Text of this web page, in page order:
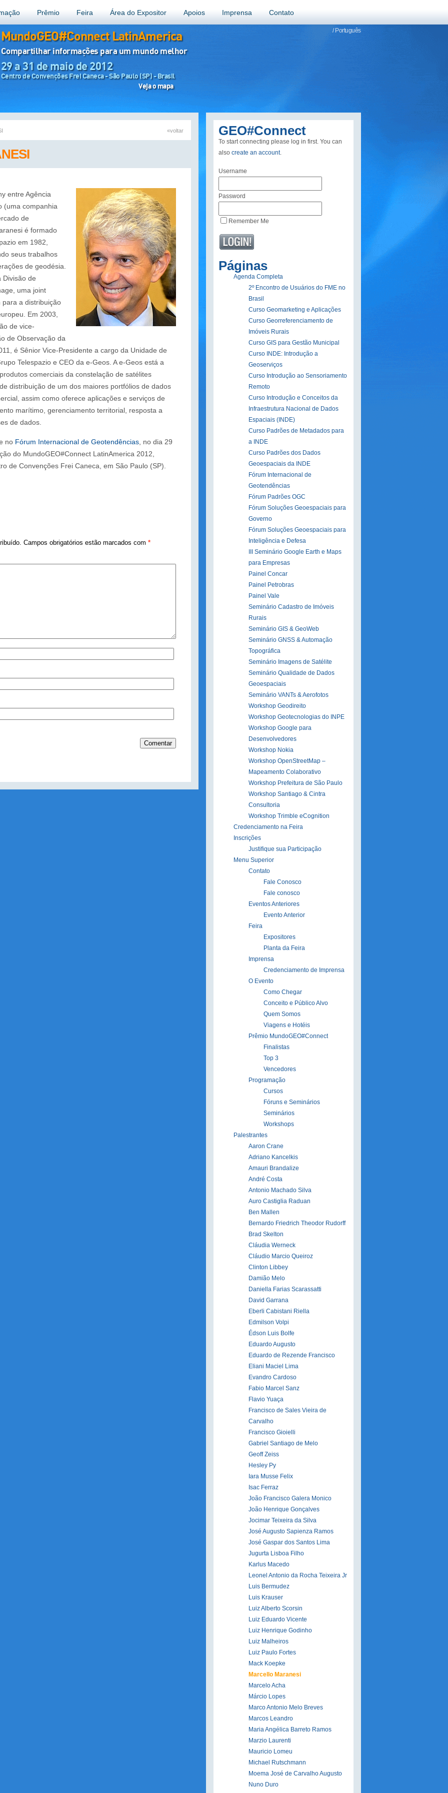
Prêmio Feira Área do Expositor Apoios Imprensa Contato
MundoGEO#Connect LatinAmerica
Compartilhar informações para um mundo melhor
29 a 31 de maio de 2012
Centro de Convenções Frei Caneca - São Paulo (SP) - Brasil
Veja o mapa
/ Português
«voltar
entre Agência
(uma companhia
de
é formado
em 1982,
seus trabalhos
de geodésia.
Divisão de
uma joint
para a distribuição
Em 2003,
de vice-
de Observação da
é Sênior Vice-Presidente a cargo da Unidade de
Telespazio e CEO da e-Geos. A e-Geos está a
comerciais da constelação de satélites
distribuição de um dos maiores portfólios de dados
assim como oferece aplicações e serviços de
marítimo, gerenciamento territorial, resposta a
de dados.
no Fórum Internacional de Geotendências, no dia 29
do MundoGEO#Connect LatinAmerica 2012,
de Convenções Frei Caneca, em São Paulo (SP).
Campos obrigatórios estão marcados com *
GEO#Connect
To start connecting please log in first. You can
also create an account.
Username
Password
Remember Me
Páginas
Agenda Completa
2º Encontro de Usuários do FME no
Brasil
Curso Geomarketing e Aplicações
Curso Georreferenciamento de
Imóveis Rurais
Curso GIS para Gestão Municipal
Curso INDE: Introdução a
Geoserviços
Curso Introdução ao Sensoriamento
Remoto
Curso Introdução e Conceitos da
Infraestrutura Nacional de Dados
Espaciais (INDE)
Curso Padrões de Metadados para
a INDE
Curso Padrões dos Dados
Geoespaciais da INDE
Fórum Internacional de
Geotendências
Fórum Padrões OGC
Fórum Soluções Geoespaciais para
Governo
Fórum Soluções Geoespaciais para
Inteligência e Defesa
III Seminário Google Earth e Maps
para Empresas
Painel Concar
Painel Petrobras
Painel Vale
Seminário Cadastro de Imóveis
Rurais
Seminário GIS & GeoWeb
Seminário GNSS & Automação
Topográfica
Seminário Imagens de Satélite
Seminário Qualidade de Dados
Geoespaciais
Seminário VANTs & Aerofotos
Workshop Geodireito
Workshop Geotecnologias do INPE
Workshop Google para
Desenvolvedores
Workshop Nokia
Workshop OpenStreetMap –
Mapeamento Colaborativo
Workshop Prefeitura de São Paulo
Workshop Santiago & Cintra
Consultoria
Workshop Trimble eCognition
Credenciamento na Feira
Inscrições
Justifique sua Participação
Menu Superior
Contato
Fale Conosco
Fale conosco
Eventos Anteriores
Evento Anterior
Feira
Expositores
Planta da Feira
Imprensa
Credenciamento de Imprensa
O Evento
Como Chegar
Conceito e Público Alvo
Quem Somos
Viagens e Hotéis
Prêmio MundoGEO#Connect
Finalistas
Top 3
Vencedores
Programação
Cursos
Fóruns e Seminários
Seminários
Workshops
Palestrantes
Aaron Crane
Adriano Kancelkis
Amauri Brandalize
André Costa
Antonio Machado Silva
Auro Castiglia Raduan
Ben Mallen
Bernardo Friedrich Theodor Rudorff
Brad Skelton
Cláudia Werneck
Cláudio Marcio Queiroz
Clinton Libbey
Damião Melo
Daniella Farias Scarassatti
David Garrana
Eberli Cabistani Riella
Edmilson Volpi
Édson Luis Bolfe
Eduardo Augusto
Eduardo de Rezende Francisco
Eliani Maciel Lima
Evandro Cardoso
Fabio Marcel Sanz
Flavio Yuaça
Francisco de Sales Vieira de
Carvalho
Francisco Gioielli
Gabriel Santiago de Melo
Geoff Zeiss
Hesley Py
Iara Musse Felix
Isac Ferraz
João Francisco Galera Monico
João Henrique Gonçalves
Jocimar Teixeira da Silva
José Augusto Sapienza Ramos
José Gaspar dos Santos Lima
Jugurta Lisboa Filho
Karlus Macedo
Leonel Antonio da Rocha Teixeira Jr
Luis Bermudez
Luis Krauser
Luiz Alberto Scorsin
Luiz Eduardo Vicente
Luiz Henrique Godinho
Luiz Malheiros
Luiz Paulo Fortes
Mack Koepke
Marcello Maranesi
Marcelo Acha
Márcio Lopes
Marco Antonio Melo Breves
Marcos Leandro
Maria Angélica Barreto Ramos
Marzio Laurenti
Mauricio Lomeu
Michael Rutschmann
Moema José de Carvalho Augusto
Nuno Duro